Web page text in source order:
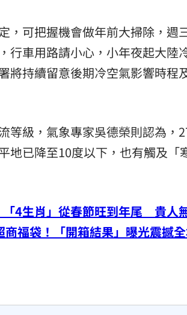
，可把握機會做年前大掃除󠀠，週
行車用路請小心󠀠，小年夜起大陸
將持續留意後期冷空氣影響時程
等級，氣象專家吳德榮則認為，
地已降至10度以下，也有觸及「
4生肖」從春節旺到年尾 貴人
福袋！「開箱結果」曝光震撼